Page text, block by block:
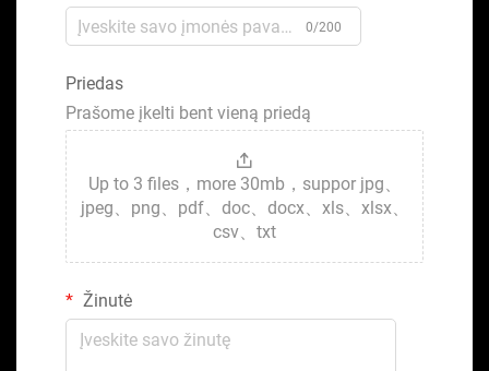
0/200
Priedas
Prašome įkelti bent vieną priedą
Up to 3 files，more 30mb，suppor jpg、
jpeg、png、pdf、doc、docx、xls、xlsx、
csv、txt
Žinutė